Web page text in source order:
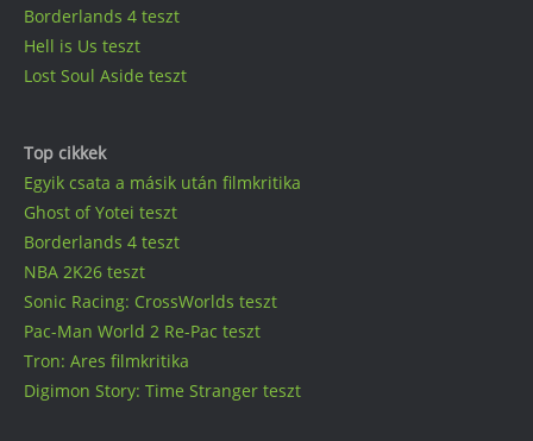
Borderlands 4 teszt
Hell is Us teszt
Lost Soul Aside teszt
Top cikkek
Egyik csata a másik után filmkritika
Ghost of Yotei teszt
Borderlands 4 teszt
NBA 2K26 teszt
Sonic Racing: CrossWorlds teszt
Pac-Man World 2 Re-Pac teszt
Tron: Ares filmkritika
Digimon Story: Time Stranger teszt